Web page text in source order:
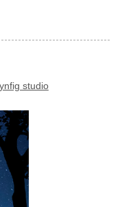
studio